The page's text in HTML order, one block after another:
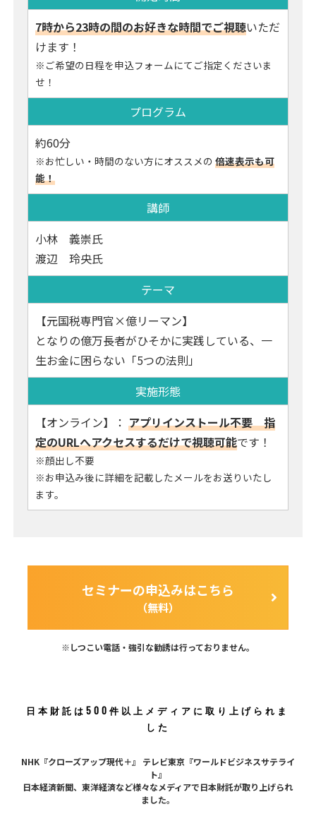
7時から23時の間のお好きな時間でご視聴いただ
けます！
※ご希望の日程を申込フォームにてご指定くださいま
せ！
プログラム
約60分
※お忙しい・時間のない方にオススメの 倍速表示も可
能！
講師
小林 義崇氏
渡辺 玲央氏
テーマ
【元国税専門官×億リーマン】
となりの億万長者がひそかに実践している、一
生お金に困らない「5つの法則」
実施形態
【オンライン】： アプリインストール不要 指
定のURLへアクセスするだけで視聴可能です！
※顔出し不要
※お申込み後に詳細を記載したメールをお送りいたし
ます。
セミナーの申込みはこちら
（無料）
※しつこい電話・強引な勧誘は行っておりません。
日本財託は500件以上 メディアに取り上げられま
した
NHK『クローズアップ現代＋』 テレビ東京『ワールドビジネスサテライ
ト』
日本経済新聞、東洋経済など様々なメディアで日本財託が取り上げられ
ました。